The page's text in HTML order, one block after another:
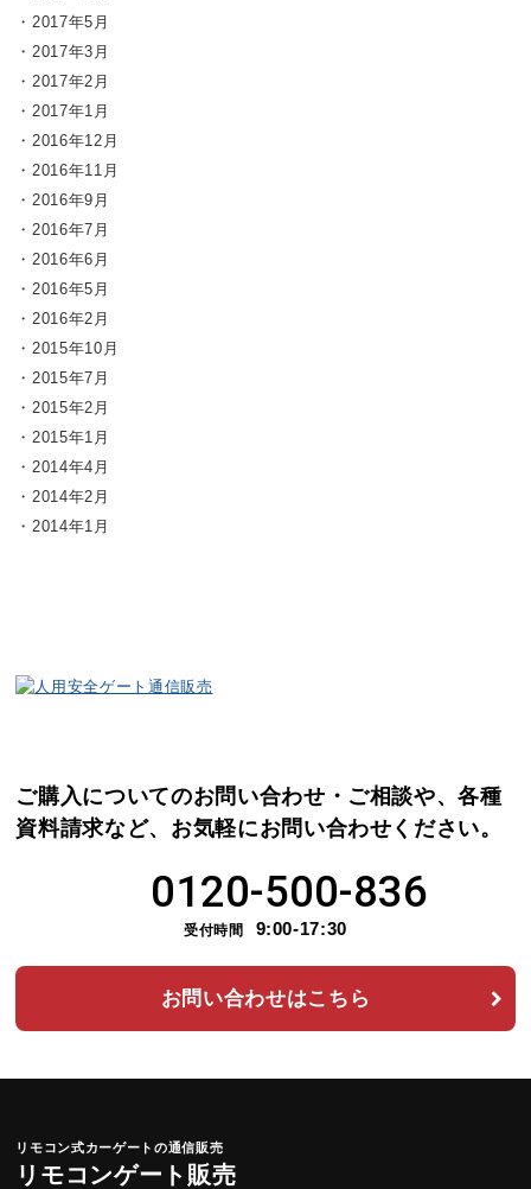
2017年5月
2017年3月
2017年2月
2017年1月
2016年12月
2016年11月
2016年9月
2016年7月
2016年6月
2016年5月
2016年2月
2015年10月
2015年7月
2015年2月
2015年1月
2014年4月
2014年2月
2014年1月
ご購入についてのお問い合わせ・ご相談や、各種
資料請求など、 お気軽にお問い合わせください。
0120-500-836
受付時間 9:00-17:30
お問い合わせはこちら
リモコン式カーゲートの通信販売
リモコンゲート販売